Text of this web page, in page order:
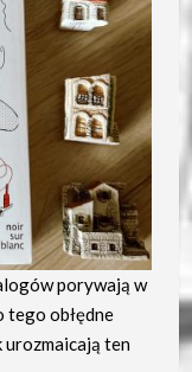
porywają w
tego obłędne
ten